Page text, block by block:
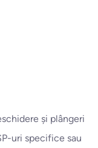
și plângeri
uri specifice sau